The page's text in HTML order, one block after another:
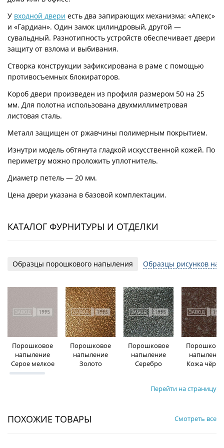
У входной двери есть два запирающих механизма: «Апекс»
и «Гардиан». Один замок цилиндровый, другой —
сувальдный. Разнотипность устройств обеспечивает двери
защиту от взлома и выбивания.
Створка конструкции зафиксирована в раме с помощью
противосъемных блокираторов.
Короб двери произведен из профиля размером 50 на 25
мм. Для полотна использована двухмиллиметровая
листовая сталь.
Металл защищен от ржавчины полимерным покрытием.
Изнутри модель обтянута гладкой искусственной кожей. По
периметру можно проложить уплотнитель.
Диаметр петель — 20 мм.
Цена двери указана в базовой комплектации.
КАТАЛОГ ФУРНИТУРЫ И ОТДЕЛКИ
Образцы порошкового напыления Образцы рисунков на
Порошковое
напыление
Серое мелкое
Порошковое
напыление
Золото
Порошковое
напыление
Серебро
напыление
Кожа
Перейти на страницу
ПОХОЖИЕ ТОВАРЫ Смотреть все